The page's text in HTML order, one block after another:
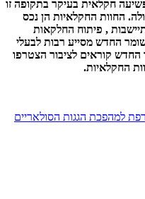
חקלאית בעיקר בתקופה זו
החוות החקלאיות הן נכס
, פיתוח החלקאות
החדש מסייע רבות לבעלי
החדש קוראים לציבור הצטרפו
החקלאיות.
למהפכת הגגות הסולאריים